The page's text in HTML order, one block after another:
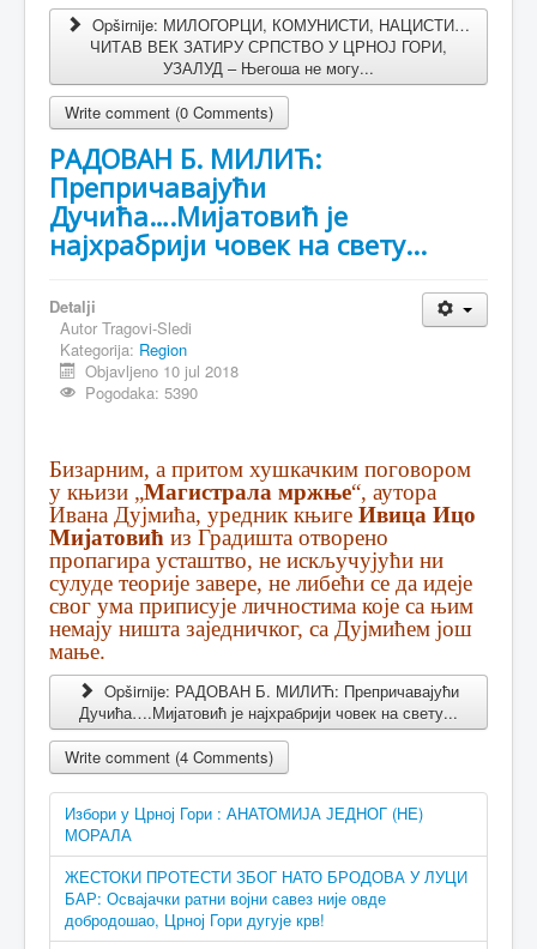
Opširnije: МИЛОГОРЦИ, КОМУНИСТИ, НАЦИСТИ…
ЧИТАВ ВЕК ЗАТИРУ СРПСТВО У ЦРНОЈ ГОРИ,
УЗАЛУД – Његоша не могу...
Write comment (0 Comments)
РАДОВАН Б. МИЛИЋ:
Препричавајући
Дучића….Мијатовић је
најхрабрији човек на свету...
Detalji
Autor Tragovi-Sledi
Kategorija: Region
Objavljeno 10 jul 2018
Pogodaka: 5390
Бизарним, а притом хушкачким поговором
у књизи „Магистрала мржње“, аутора
Ивана Дујмића, уредник књиге Ивица Ицо
Мијатовић из Градишта отворено
пропагира усташтво, не искључујући ни
сулуде теорије завере, не либећи се да идеје
свог ума приписује личностима које са њим
немају ништа заједничког, са Дујмићем још
мање.
Opširnije: РАДОВАН Б. МИЛИЋ: Препричавајући
Дучића….Мијатовић је најхрабрији човек на свету...
Write comment (4 Comments)
Избори у Црној Гори : АНАТОМИЈА ЈЕДНОГ (НЕ)
МОРАЛА
ЖЕСТОКИ ПРОТЕСТИ ЗБОГ НАТО БРОДОВА У ЛУЦИ
БАР: Освајачки ратни војни савез није овде
добродошао, Црној Гори дугује крв!